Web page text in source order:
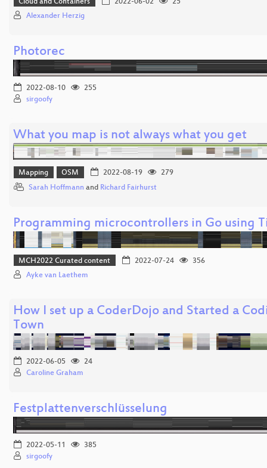
Alexander Herzig
Photorec
2022-08-10
255
sirgoofy
What you map is not always what you get
Mapping OSM 2022-08-19
279
Sarah Hoffmann and Richard Fairhurst
Programming microcontrollers in Go using
MCH2022 Curated content 2022-07-24
356
Ayke van Laethem
How I set up a CoderDojo and Started a
Town
2022-06-05
24
Caroline Graham
Festplattenverschlüsselung
2022-05-11
385
sirgoofy